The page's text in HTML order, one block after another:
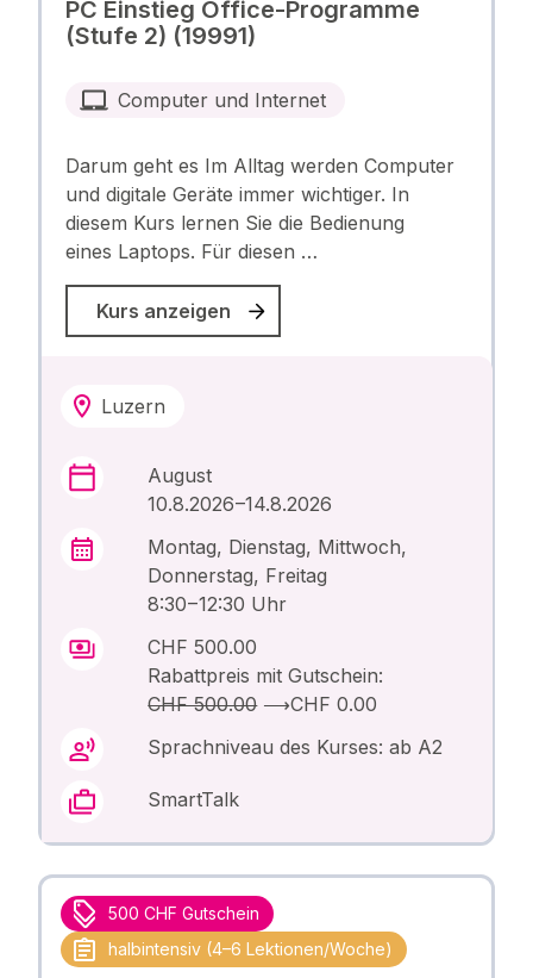
PC Einstieg Office-Programme
(Stufe 2) (19991)
Computer und Internet
Darum geht es Im Alltag werden Computer
und digitale Geräte immer wichtiger. In
diesem Kurs lernen Sie die Bedienung
eines Laptops. Für diesen …
Kurs anzeigen
Luzern
August
10.8.2026 –14.8.2026
Montag, Dienstag, Mittwoch,
Donnerstag, Freitag
8:30 – 12:30 Uhr
CHF 500.00
Rabattpreis mit Gutschein:
CHF 500.00⟶CHF 0.00
Sprachniveau des Kurses: ab A2
SmartTalk
500 CHF Gutschein
halbintensiv (4–6 Lektionen/Woche)